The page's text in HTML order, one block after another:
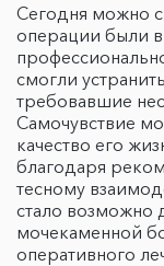
Сегодня можно с
операции были
смогли
требовавшие
Самочувствие
качество его
благодаря
тесному
стало возможно
мочекаменной
оперативного